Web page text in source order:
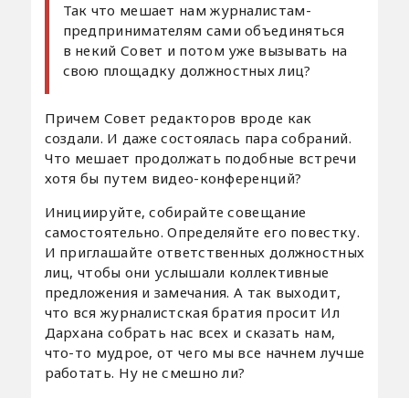
Так что мешает нам журналистам-
предпринимателям сами объединяться
в некий Совет и потом уже вызывать на
свою площадку должностных лиц?
Причем Совет редакторов вроде как
создали. И даже состоялась пара собраний.
Что мешает продолжать подобные встречи
хотя бы путем видео-конференций?
Инициируйте, собирайте совещание
самостоятельно. Определяйте его повестку.
И приглашайте ответственных должностных
лиц, чтобы они услышали коллективные
предложения и замечания. А так выходит,
что вся журналистская братия просит Ил
Дархана собрать нас всех и сказать нам,
что-то мудрое, от чего мы все начнем лучше
работать. Ну не смешно ли?